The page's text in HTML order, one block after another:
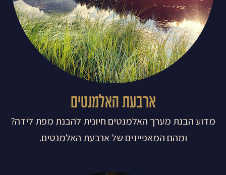
ארבעת האלמנטים
מדוע הבנת מערך האלמנטים חיונית להבנת מפת לידה?
ומהם המאפיינים של ארבעת האלמנטים.